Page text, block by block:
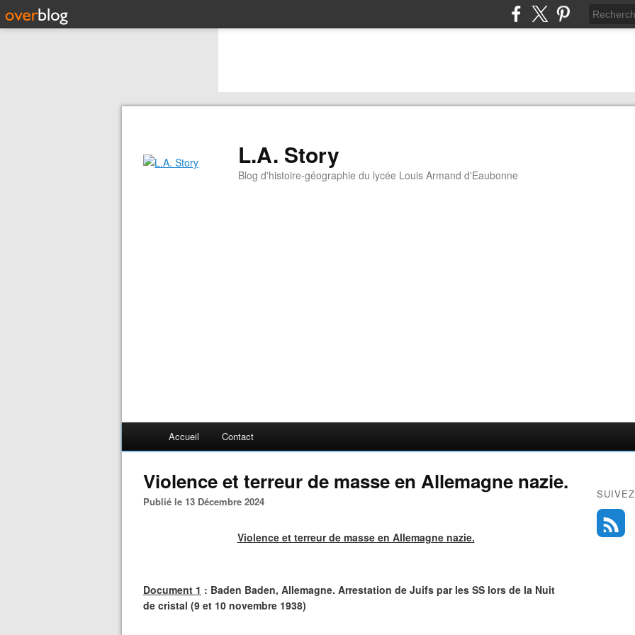
L.A. Story
Blog d'histoire-géographie du lycée Louis Armand d'Eaubonne
Accueil Contact
Violence et terreur de masse en Allemagne nazie.
Publié le 13 Décembre 2024
Violence et terreur de masse en Allemagne nazie.
Document 1 : Baden Baden, Allemagne. Arrestation de Juifs par les SS lors de la Nuit
de cristal (9 et 10 novembre 1938)